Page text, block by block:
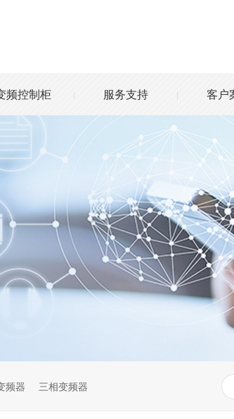
频控制柜 服务支持 客户
频器 三相变频器